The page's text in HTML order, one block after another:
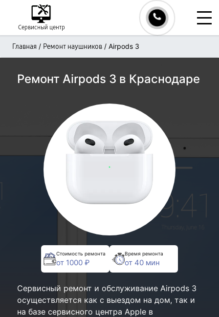
Сервисный центр
Главная / Ремонт наушников / Airpods 3
Ремонт Airpods 3 в Краснодаре
Стоимость ремонта
от 1000 ₽
Время ремонта
от 40 мин
Сервисный ремонт и обслуживание Airpods 3
осуществляется как с выездом на дом, так и
на базе сервисного центра Apple в